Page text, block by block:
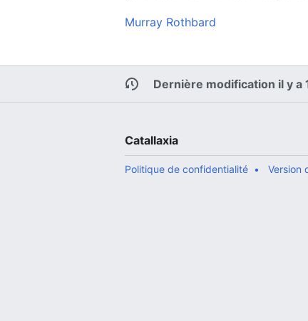
Murray Rothbard
Dernière modification il y a
Catallaxia
Politique de confidentialité Version